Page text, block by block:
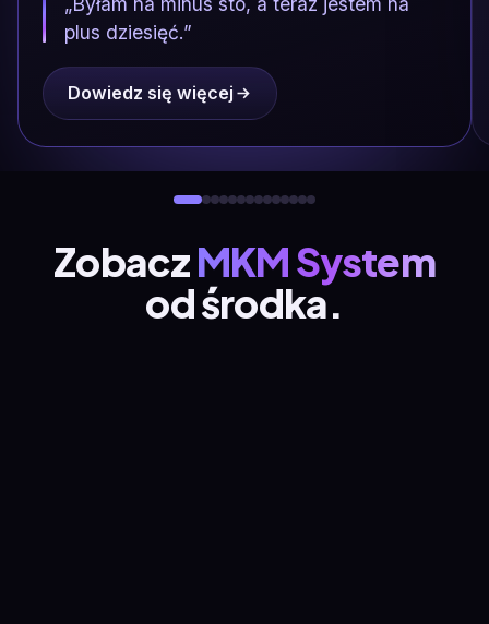
plus dziesięć.”
Dowiedz się więcej
ZobaczMKM System
od środka.